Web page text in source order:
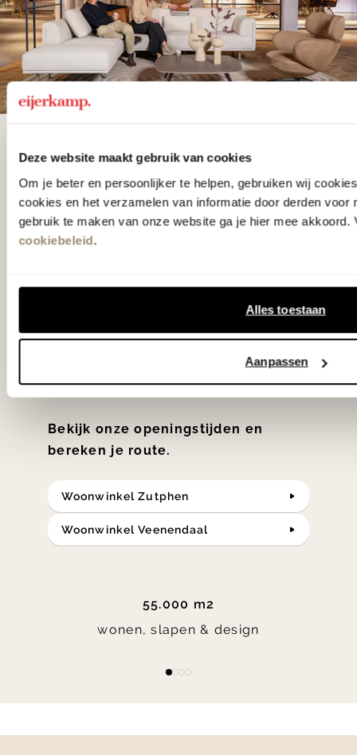
Deze website maakt gebruik van cookies
Om je beter en persoonlijker te helpen, gebruiken wij
cookies en het verzamelen van informatie door derden voor
gebruik te maken van onze website ga je hier mee akkoord.
cookiebeleid.
Alles toestaan
Aanpassen
De woonwinkel
gezien op tv!
Wie kent het programma vtwonen
klassiekers en de nieuwste ontwerpen
in verrassende materialen en kleuren!
Bekijk onze openingstijden en
bereken je route.
Woonwinkel Zutphen
Woonwinkel Veenendaal
55.000 m2
wonen, slapen & design